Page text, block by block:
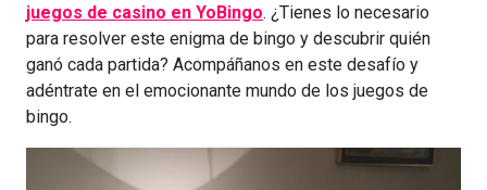
juegos de casino en YoBingo. ¿Tienes lo necesario
para resolver este enigma de bingo y descubrir quién
ganó cada partida? Acompáñanos en este desafío y
adéntrate en el emocionante mundo de los juegos de
bingo.